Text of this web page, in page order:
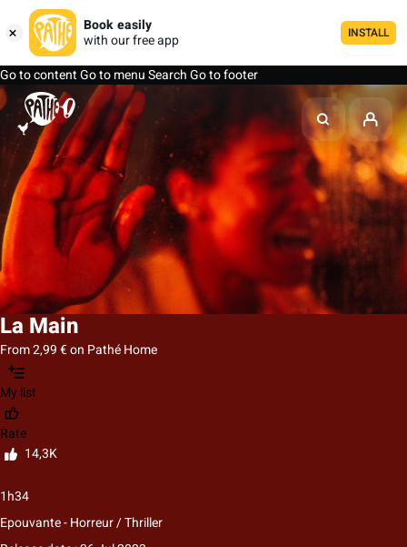
Book easily
with our free app
INSTALL
Go to contentGo to menuSearchGo to footer
La Main
From 2,99 € on Pathé Home
My list
Rate
14,3K
1h34
Epouvante - Horreur / Thriller